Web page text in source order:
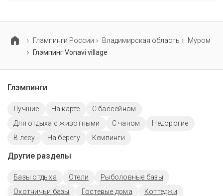
Глэмпинги России Владимирская область
Муром
Глэмпинг Vonavi village
Глэмпинги
Лучшие На карте
С бассейном
Для отдыха с животными
С чаном
Недорогие
В лесу
На берегу Кемпинги
Другие разделы
Базы отдыха Отели
Рыболовные базы
Охотничьи базы
Гостевые дома Коттеджи